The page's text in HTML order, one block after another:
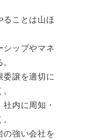
ることは山ほ
シップやマネ
委譲を適切に
内に周知・
の強い会社を